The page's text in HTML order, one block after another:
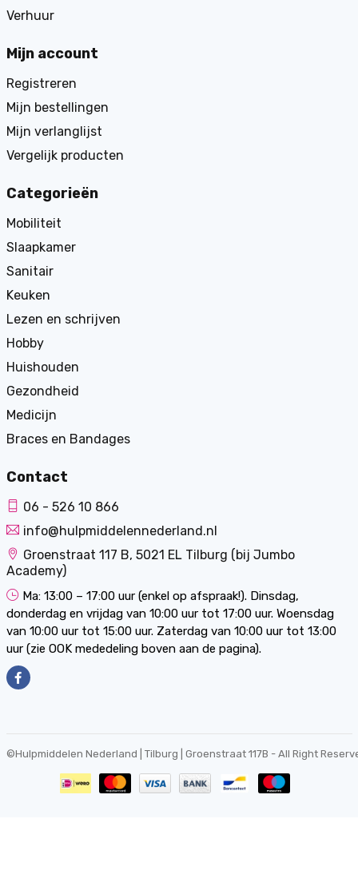
Verhuur
Mijn account
Registreren
Mijn bestellingen
Mijn verlanglijst
Vergelijk producten
Categorieën
Mobiliteit
Slaapkamer
Sanitair
Keuken
Lezen en schrijven
Hobby
Huishouden
Gezondheid
Medicijn
Braces en Bandages
Contact
06 - 526 10 866
info@hulpmiddelennederland.nl
Groenstraat 117 B, 5021 EL Tilburg (bij Jumbo
Academy)
Ma: 13:00 – 17:00 uur (enkel op afspraak!). Dinsdag,
donderdag en vrijdag van 10:00 uur tot 17:00 uur. Woensdag
van 10:00 uur tot 15:00 uur. Zaterdag van 10:00 uur tot 13:00
uur (zie OOK mededeling boven aan de pagina).
©Hulpmiddelen Nederland | Tilburg | Groenstraat 117B - All Right